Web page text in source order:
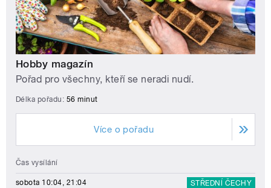
Hobby magazín
Pořad pro všechny, kteří se neradi nudí.
Délka pořadu: 56 minut
Více o pořadu
Čas vysílání
sobota 10:04, 21:04 STŘEDNÍ ČECHY